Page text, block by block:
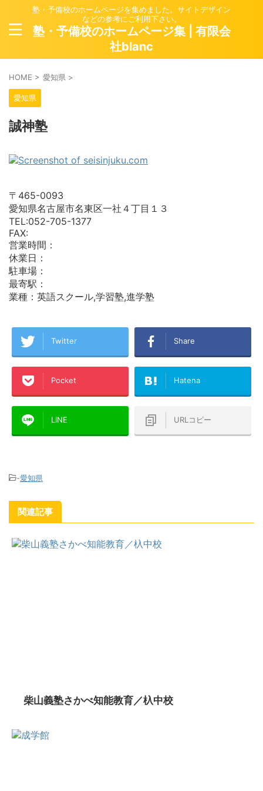
塾・予備校のホームページを集めました。サイトデザイン
などの参考にご利用下さい。
塾・予備校のホームページ集 | 有限会
社blanc
HOME > 愛知県 >
愛知県
誠神塾
〒465-0093
愛知県名古屋市名東区一社４丁目１３
TEL:052-705-1377
FAX:
営業時間：
休業日：
駐車場：
最寄駅：
業種：英語スクール,学習塾,進学塾
Twitter Share
Pocket Hatena
LINE URLコピー
-愛知県
関連記事
柴山義塾さかべ知能教育／杁中校